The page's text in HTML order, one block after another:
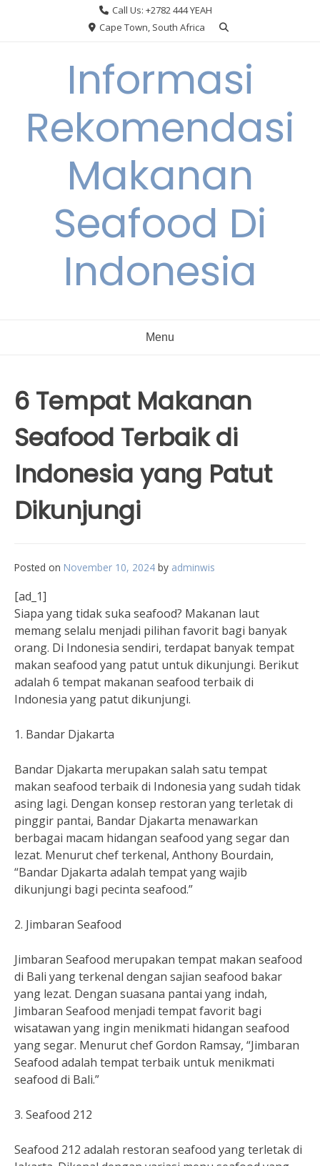
Call Us: +2782 444 YEAH
Cape Town, South Africa
Informasi
Rekomendasi
Makanan
Seafood Di
Indonesia
Menu
6 Tempat Makanan
Seafood Terbaik di
Indonesia yang Patut
Dikunjungi
Posted on November 10, 2024 by adminwis
[ad_1]
Siapa yang tidak suka seafood? Makanan laut
memang selalu menjadi pilihan favorit bagi banyak
orang. Di Indonesia sendiri, terdapat banyak tempat
makan seafood yang patut untuk dikunjungi. Berikut
adalah 6 tempat makanan seafood terbaik di
Indonesia yang patut dikunjungi.
1. Bandar Djakarta
Bandar Djakarta merupakan salah satu tempat
makan seafood terbaik di Indonesia yang sudah tidak
asing lagi. Dengan konsep restoran yang terletak di
pinggir pantai, Bandar Djakarta menawarkan
berbagai macam hidangan seafood yang segar dan
lezat. Menurut chef terkenal, Anthony Bourdain,
“Bandar Djakarta adalah tempat yang wajib
dikunjungi bagi pecinta seafood.”
2. Jimbaran Seafood
Jimbaran Seafood merupakan tempat makan seafood
di Bali yang terkenal dengan sajian seafood bakar
yang lezat. Dengan suasana pantai yang indah,
Jimbaran Seafood menjadi tempat favorit bagi
wisatawan yang ingin menikmati hidangan seafood
yang segar. Menurut chef Gordon Ramsay, “Jimbaran
Seafood adalah tempat terbaik untuk menikmati
seafood di Bali.”
3. Seafood 212
Seafood 212 adalah restoran seafood yang terletak di